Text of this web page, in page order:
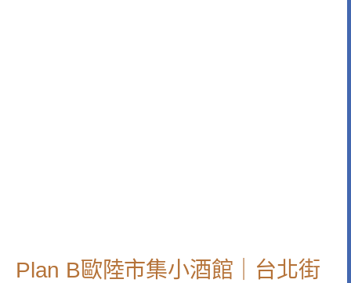
Plan B歐陸市集小酒館｜台北街